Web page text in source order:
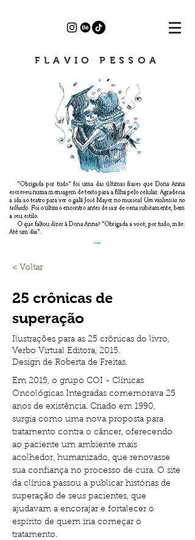
FLAVIO PESSOA
< Voltar
25 crônicas de
superação
Ilustrações para as 25 crônicas do livro,
Verbo Virtual Editora, 2015.
Design de Roberta de Freitas.
Em 2015, o grupo COI - Clínicas
Oncológicas Integradas comemorava 25
anos de existência. Criado em 1990,
surgia como uma nova proposta para
tratamento contra o câncer, oferecendo
ao paciente um ambiente mais
acolhedor, humanizado, que renovasse
sua confiança no processo de cura. O site
da clínica passou a publicar histórias de
superação de seus pacientes, que
ajudavam a encorajar e fortalecer o
espírito de quem iria começar o
tratamento.